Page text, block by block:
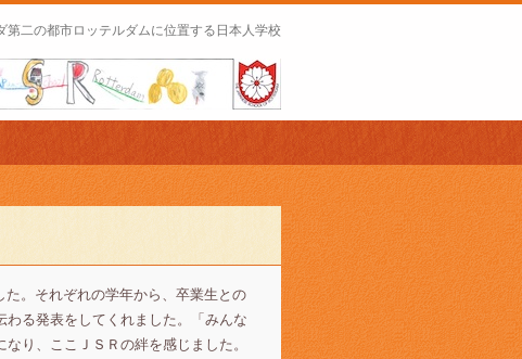
第二の都市ロッテルダムに位置する日本人学校
。それぞれの学年から、卒業生との
る発表をしてくれました。「みんな
り、ここＪＳＲの絆を感じました。